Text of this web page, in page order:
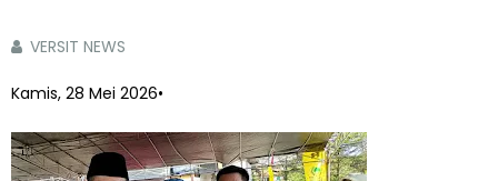
VERSIT NEWS
Kamis, 28 Mei 2026•